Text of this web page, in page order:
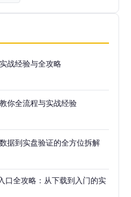
战经验与全攻略
你全流程与实战经验
据到实盘验证的全方位拆解
口全攻略：从下载到入门的实